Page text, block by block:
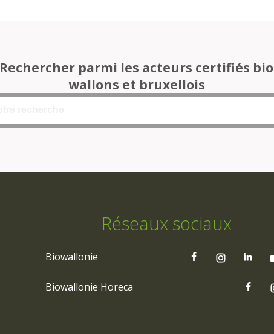
Rechercher parmi les acteurs certifiés bio
wallons et bruxellois
Réseaux sociaux
Biowallonie
Biowallonie Horeca